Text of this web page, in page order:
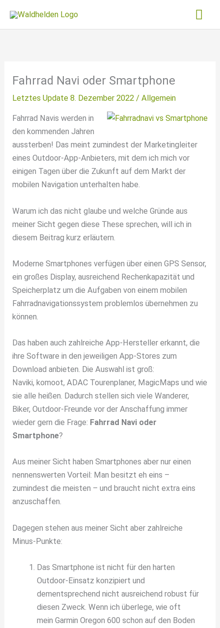
Inhalt
springen
Fahrrad Navi oder Smartphone
Letztes Update 8. Dezember 2022 /Allgemein
Fahrrad Navis werden in
den kommenden Jahren
aussterben! Das meint zumindest der Marketingleiter
eines Outdoor-App-Anbieters, mit dem ich mich vor
einigen Tagen über die Zukunft auf dem Markt der
mobilen Navigation unterhalten habe.
Warum ich das nicht glaube und welche Gründe aus
meiner Sicht gegen diese These sprechen, will ich in
diesem Beitrag kurz erläutern.
Moderne Smartphones verfügen über einen GPS Sensor,
ein großes Display, ausreichend Rechenkapazität und
Speicherplatz um die Aufgaben von einem mobilen
Fahrradnavigationssystem problemlos übernehmen zu
können.
Das haben auch zahlreiche App-Hersteller erkannt, die
ihre Software in den jeweiligen App-Stores zum
Download anbieten. Die Auswahl ist groß:
Naviki, komoot, ADAC Tourenplaner, MagicMaps und wie
sie alle heißen. Dadurch stellen sich viele Wanderer,
Biker, Outdoor-Freunde vor der Anschaffung immer
wieder gern die Frage: Fahrrad Navi oder
Smartphone?
Aus meiner Sicht haben Smartphones aber nur einen
nennenswerten Vorteil: Man besitzt eh eins –
zumindest die meisten – und braucht nicht extra eins
anzuschaffen.
Dagegen stehen aus meiner Sicht aber zahlreiche
Minus-Punkte:
Das Smartphone ist nicht für den harten
Outdoor-Einsatz konzipiert und
dementsprechend nicht ausreichend robust für
diesen Zweck. Wenn ich überlege, wie oft
mein Garmin Oregon 600 schon auf den Boden